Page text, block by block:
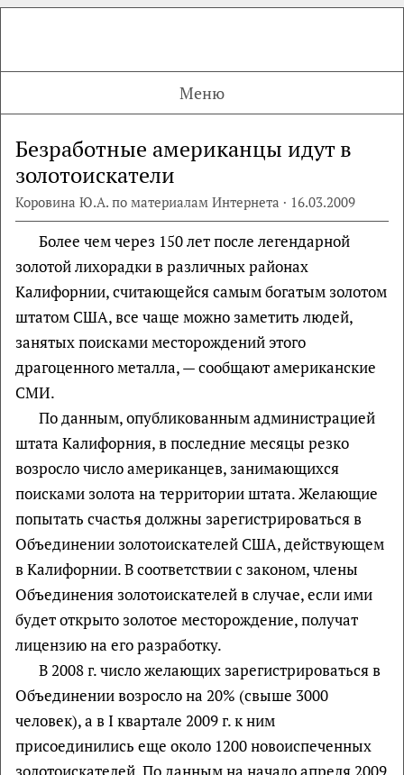
Меню
Безработные американцы идут в
золотоискатели
Коровина Ю.А. по материалам Интернета · 16.03.2009
Более чем через 150 лет после легендарной
золотой лихорадки в различных районах
Калифорнии, считающейся самым богатым золотом
штатом США, все чаще можно заметить людей,
занятых поисками месторождений этого
драгоценного металла, — сообщают американские
СМИ.
По данным, опубликованным администрацией
штата Калифорния, в последние месяцы резко
возросло число американцев, занимающихся
поисками золота на территории штата. Желающие
попытать счастья должны зарегистрироваться в
Объединении золотоискателей США, действующем
в Калифорнии. В соответствии с законом, члены
Объединения золотоискателей в случае, если ими
будет открыто золотое месторождение, получат
лицензию на его разработку.
В 2008 г. число желающих зарегистрироваться в
Объединении возросло на 20% (свыше 3000
человек), а в I квартале 2009 г. к ним
присоединились еще около 1200 новоиспеченных